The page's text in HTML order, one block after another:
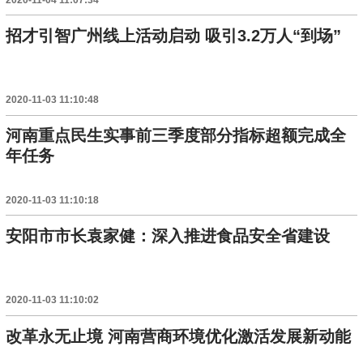
招才引智广州线上活动启动 吸引3.2万人“到场”
2020-11-03 11:10:48
河南重点民生实事前三季度部分指标超额完成全
年任务
2020-11-03 11:10:18
安阳市市长袁家健：深入推进食品安全省建设
2020-11-03 11:10:02
改革永无止境 河南营商环境优化激活发展新动能